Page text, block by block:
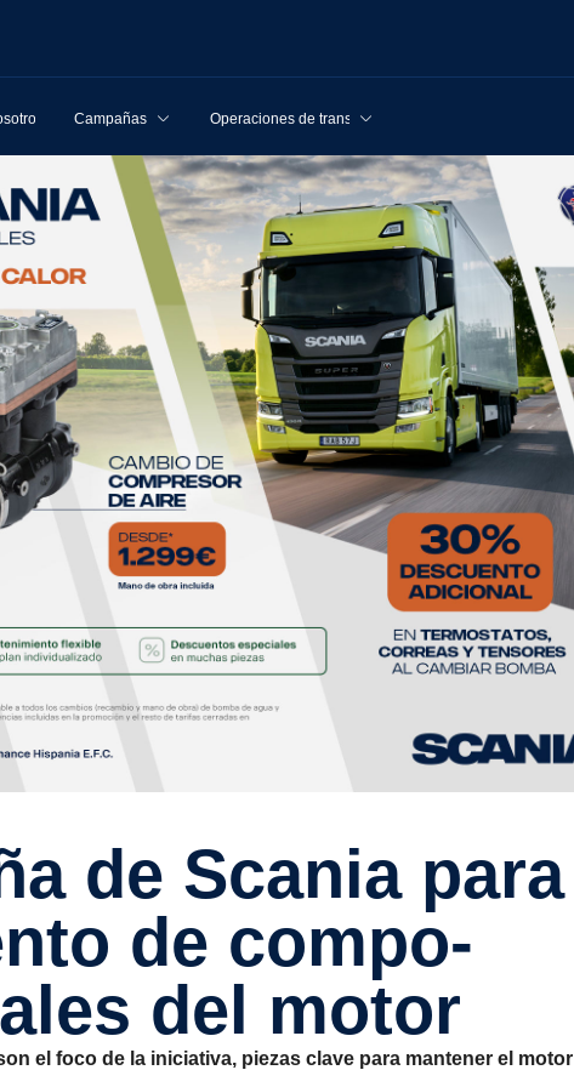
Campañas Operaciones de transporte
de compo­
del motor
el foco de la iniciativa, piezas clave para mantener el motor